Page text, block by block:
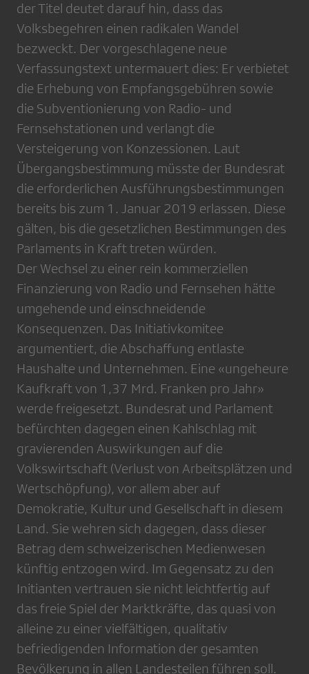
der Titel deutet darauf hin, dass das
Volksbegehren einen radikalen Wandel
bezweckt. Der vorgeschlagene neue
Verfassungstext untermauert dies: Er verbietet
die Erhebung von Empfangsgebühren sowie
die Subventionierung von Radio- und
Fernsehstationen und verlangt die
Versteigerung von Konzessionen. Laut
Übergangsbestimmung müsste der Bundesrat
die erforderlichen Ausführungsbestimmungen
bereits bis zum 1. Januar 2019 erlassen. Diese
gälten, bis die gesetzlichen Bestimmungen des
Parlaments in Kraft treten würden.
Der Wechsel zu einer rein kommerziellen
Finanzierung von Radio und Fernsehen hätte
umgehende und einschneidende
Konsequenzen. Das Initiativkomitee
argumentiert, die Abschaffung entlaste
Haushalte und Unternehmen. Eine «ungeheure
Kaufkraft von 1,37 Mrd. Franken pro Jahr»
werde freigesetzt. Bundesrat und Parlament
befürchten dagegen einen Kahlschlag mit
gravierenden Auswirkungen auf die
Volkswirtschaft (Verlust von Arbeitsplätzen und
Wertschöpfung), vor allem aber auf
Demokratie, Kultur und Gesellschaft in diesem
Land. Sie wehren sich dagegen, dass dieser
Betrag dem schweizerischen Medienwesen
künftig entzogen wird. Im Gegensatz zu den
Initianten vertrauen sie nicht leichtfertig auf
das freie Spiel der Marktkräfte, das quasi von
alleine zu einer vielfältigen, qualitativ
befriedigenden Information der gesamten
Bevölkerung in allen Landesteilen führen soll.